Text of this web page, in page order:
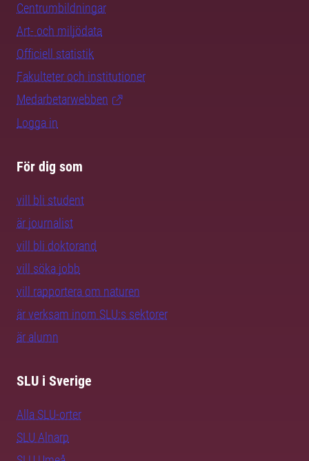
Centrumbildningar
Art- och miljödata
Officiell statistik
Fakulteter och institutioner
Medarbetarwebben
Logga in
För dig som
vill bli student
är journalist
vill bli doktorand
vill söka jobb
vill rapportera om naturen
är verksam inom SLU:s sektorer
är alumn
SLU i Sverige
Alla SLU-orter
SLU Alnarp